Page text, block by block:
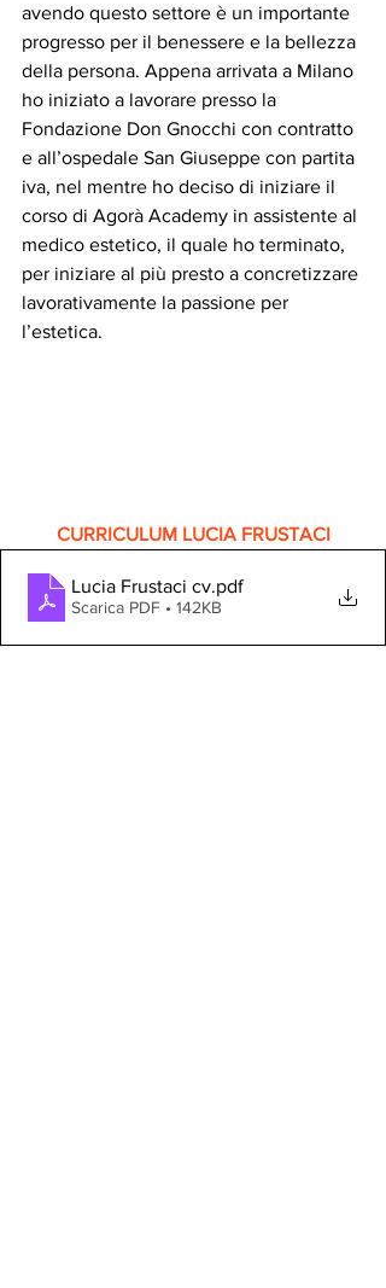
avendo questo settore è un importante
progresso per il benessere e la bellezza
della persona. Appena arrivata a Milano
ho iniziato a lavorare presso la
Fondazione Don Gnocchi con contratto
e all’ospedale San Giuseppe con partita
iva, nel mentre ho deciso di iniziare il
corso di Agorà Academy in assistente al
medico estetico, il quale ho terminato,
per iniziare al più presto a concretizzare
lavorativamente la passione per
l’estetica.
CURRICULUM LUCIA FRUSTACI
Lucia Frustaci cv.pdf
Scarica PDF • 142KB